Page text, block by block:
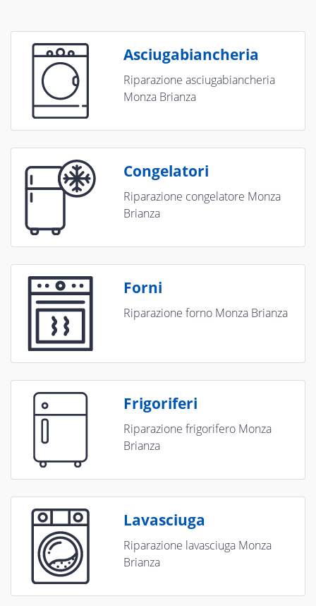
Asciugabiancheria
Riparazione asciugabiancheria
Monza Brianza
Congelatori
Riparazione congelatore Monza
Brianza
Forni
Riparazione forno Monza Brianza
Frigoriferi
Riparazione frigorifero Monza
Brianza
Lavasciuga
Riparazione lavasciuga Monza
Brianza